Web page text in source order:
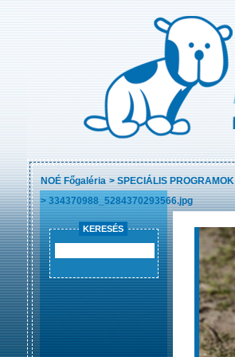
NOÉ Főgaléria >SPECIÁLIS PROGRAMOK
>334370988_5284370293566.jpg
KERESÉS